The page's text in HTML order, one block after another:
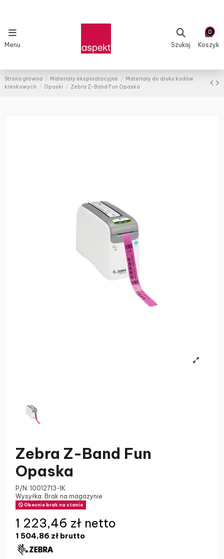
Menu Szukaj
0
Koszyk
Strona główna Materiały eksploatacyjne
Materiały do druku kodów
kreskowych
Opaski Zebra Z-Band Fun Opaska
Zebra Z-Band Fun
Opaska
P/N: 10012713-1K
Wysyłka: Brak na magazynie
Obecnie brak na stanie
1 504,86 zł brutto
1 223,46 zł netto